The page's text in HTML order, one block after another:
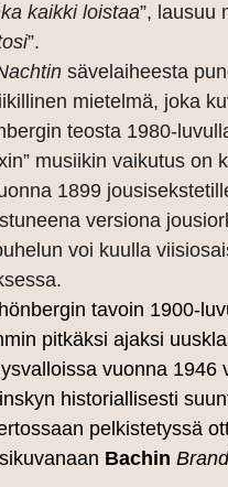
kaikki loistaa”, lausuu
”.
sävelaiheesta
mietelmä, joka
teosta 1980-
musiikin vaikutus on
1899
versiona
voi kuulla
tavoin 1900-
pitkäksi ajaksi
vuonna 1946
historiallisesti
pelkistetyssä
Bachin